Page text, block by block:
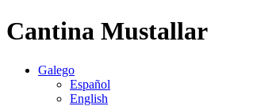
Cantina Mustallar
Galego
Español
English